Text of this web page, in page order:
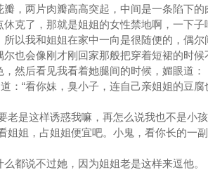
两片肉瓣高高突起，中间是一条陷下的
克了，那就是姐姐的女性禁地啊，一下子
以我和姐姐在家中一向是很随便的，偶尔
也会像刚才刚回家那般把穿着短裙的时候
然后看见我看着她腿间的时候，媚眼道：
“看你妹，臭小子，连自己亲姐姐的豆腐
这样诱惑我嘛，再怎么说我也不是小孩
姐，占姐姐便宜吧。小鬼，看你长的一
说不过她，因为姐姐老是这样来逗他。